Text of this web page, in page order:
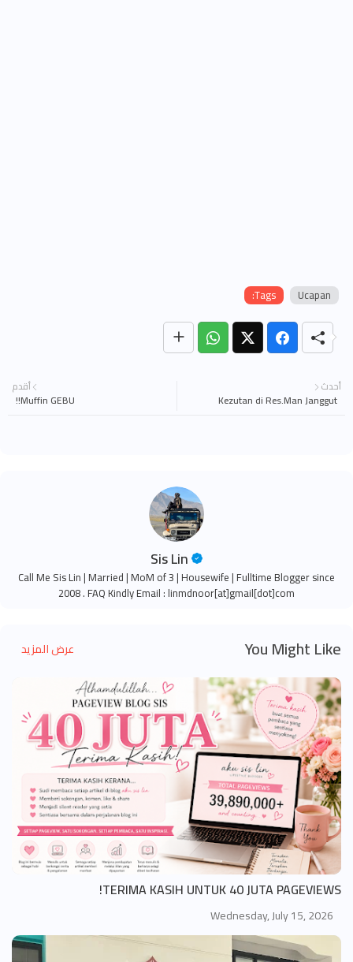
Tags: Ucapan
أحدث
Kezutan di Res.Man Janggut
أقدم
Muffin GEBU!!
Sis Lin
Call Me Sis Lin | Married | MoM of 3 | Housewife | Fulltime Blogger since
2008 . FAQ Kindly Email : linmdnoor[at]gmail[dot]com
You Might Like عرض المزيد
TERIMA KASIH UNTUK 40 JUTA PAGEVIEWS!
Wednesday, July 15, 2026